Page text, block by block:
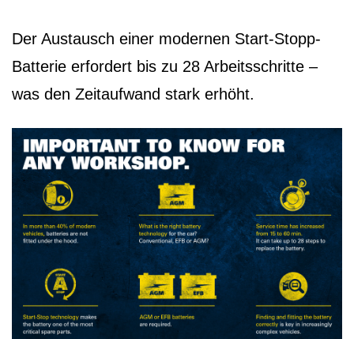
Der Austausch einer modernen Start-Stopp-
Batterie erfordert bis zu 28 Arbeitsschritte –
was den Zeitaufwand stark erhöht.